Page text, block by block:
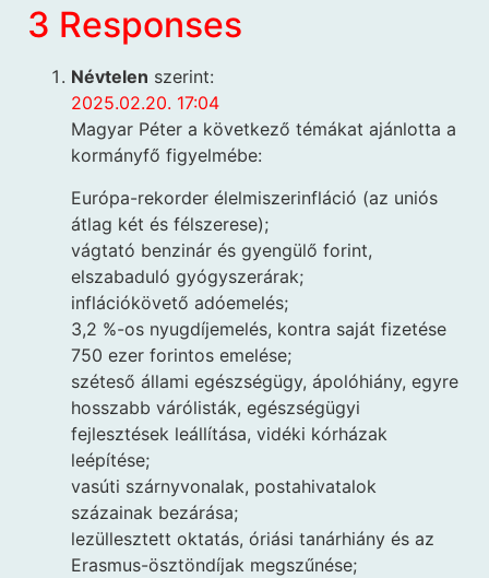
3 Responses
Névtelen szerint:
2025.02.20. 17:04
Magyar Péter a következő témákat ajánlotta a
kormányfő figyelmébe:
Európa-rekorder élelmiszerinfláció (az uniós
átlag két és félszerese);
vágtató benzinár és gyengülő forint,
elszabaduló gyógyszerárak;
inflációkövető adóemelés;
3,2 %-os nyugdíjemelés, kontra saját fizetése
750 ezer forintos emelése;
széteső állami egészségügy, ápolóhiány, egyre
hosszabb várólisták, egészségügyi
fejlesztések leállítása, vidéki kórházak
leépítése;
vasúti szárnyvonalak, postahivatalok
százainak bezárása;
lezüllesztett oktatás, óriási tanárhiány és az
Erasmus-ösztöndíjak megszűnése;